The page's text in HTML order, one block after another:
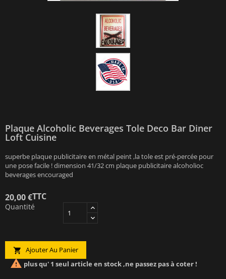
Plaque Alcoholic Beverages Tole Deco Bar Diner
Loft Cuisine
superbe plaque publicitaire en métal peint ,la tole est pré-percée pour
une pose facile ! dimension 41/32 cm plaque publicitaire alcoholioc
beverages encouraged
20,00 €TTC
Quantité
 Ajouter Au Panier
 plus qu' 1 seul article en stock ,ne passez pas à coter !